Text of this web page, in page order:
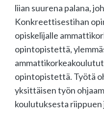
liian suurena palana,
Konkreettisestihan
opiskelijalle
opintopistettä,
opintopistettä. Työtä
yksittäisen työn
koulutuksesta